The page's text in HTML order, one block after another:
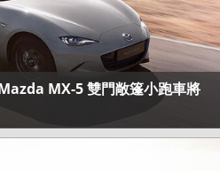
MX-5 雙門敞篷小跑車將